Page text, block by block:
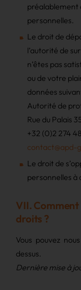
préalablement
personnelles.
Le droit de
l’autorité de
n’êtes pas
ou de votre
données
Autorité de
Rue du Palais
+32 (0)2 274
contact@apd-
Le droit de
personnelles à
VII.
droits ?
Vous pouvez
dessus.
Dernière mise à